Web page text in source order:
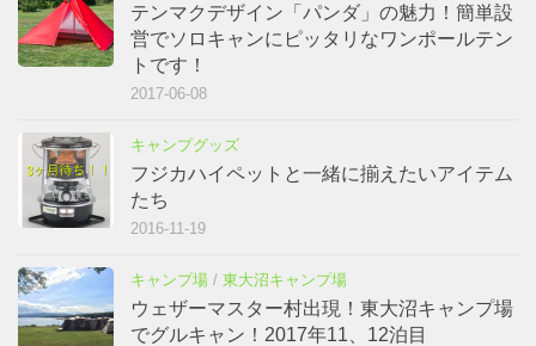
テンマクデザイン「パンダ」の魅力！簡単設
営でソロキャンにピッタリなワンポールテン
トです！
2017-06-08
キャンプグッズ
フジカハイペットと一緒に揃えたいアイテム
たち
2016-11-19
キャンプ場 / 東大沼キャンプ場
ウェザーマスター村出現！東大沼キャンプ場
でグルキャン！2017年11、12泊目